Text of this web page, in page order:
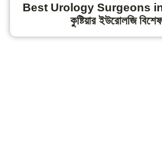
Best Urology Surgeons
কুষ্টিয়ার ইউরোলজি